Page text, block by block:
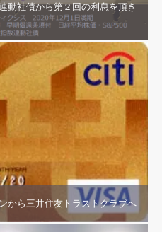
動社債から第２回の利息を頂き
から三井住友トラストクラブへ